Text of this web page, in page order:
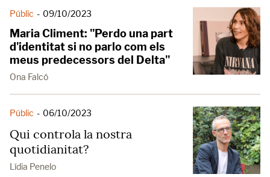
Públic - 09/10/2023
Maria Climent: "Perdo una part
d'identitat si no parlo com els
meus predecessors del Delta"
Ona Falcó
Públic - 06/10/2023
Qui controla la nostra
quotidianitat?
Lídia Penelo